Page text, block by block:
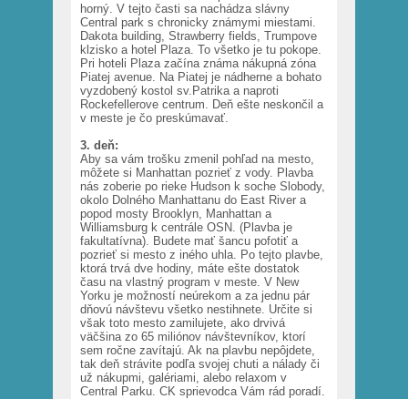
horný. V tejto časti sa nachádza slávny
Central park s chronicky známymi miestami.
Dakota building, Strawberry fields, Trumpove
klzisko a hotel Plaza. To všetko je tu pokope.
Pri hoteli Plaza začína známa nákupná zóna
Piatej avenue. Na Piatej je nádherne a bohato
vyzdobený kostol sv.Patrika a naproti
Rockefellerove centrum. Deň ešte neskončil a
v meste je čo preskúmavať.
3. deň:
Aby sa vám trošku zmenil pohľad na mesto,
môžete si Manhattan pozrieť z vody. Plavba
nás zoberie po rieke Hudson k soche Slobody,
okolo Dolného Manhattanu do East River a
popod mosty Brooklyn, Manhattan a
Williamsburg k centrále OSN. (Plavba je
fakultatívna). Budete mať šancu pofotiť a
pozrieť si mesto z iného uhla. Po tejto plavbe,
ktorá trvá dve hodiny, máte ešte dostatok
času na vlastný program v meste. V New
Yorku je možností neúrekom a za jednu pár
dňovú návštevu všetko nestihnete. Určite si
však toto mesto zamilujete, ako drvivá
väčšina zo 65 miliónov návštevníkov, ktorí
sem ročne zavítajú. Ak na plavbu nepôjdete,
tak deň strávite podľa svojej chuti a nálady či
už nákupmi, galériami, alebo relaxom v
Central Parku. CK sprievodca Vám rád poradí.